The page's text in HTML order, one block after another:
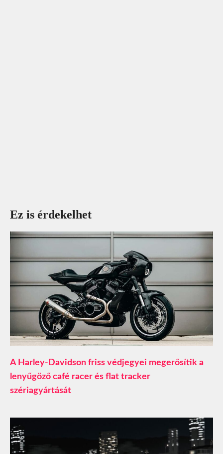
Ez is érdekelhet
A Harley-Davidson friss védjegyei megerősítik a
lenyűgöző café racer és flat tracker
szériagyártását